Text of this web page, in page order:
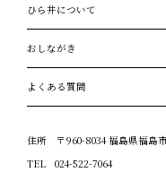
ひら井について
おしながき
よくある質問
住所
〒960-8034 福島県福島
TEL
024-522-7064